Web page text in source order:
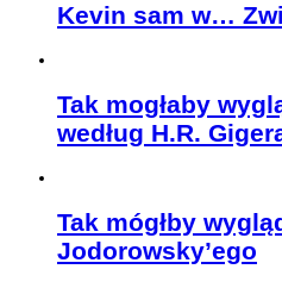
Kevin sam w…
Tak mogłaby
według H.R.
Tak mógłby
Jodorowsky’ego